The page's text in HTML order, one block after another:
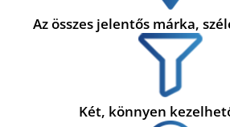
Az összes jelentős márka,
Két, könnyen